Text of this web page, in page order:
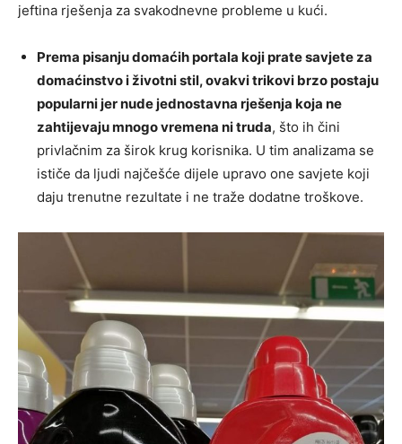
jeftina rješenja za svakodnevne probleme u kući.
Prema pisanju domaćih portala koji prate savjete za
domaćinstvo i životni stil, ovakvi trikovi brzo postaju
popularni jer nude jednostavna rješenja koja ne
zahtijevaju mnogo vremena ni truda, što ih čini
privlačnim za širok krug korisnika. U tim analizama se
ističe da ljudi najčešće dijele upravo one savjete koji
daju trenutne rezultate i ne traže dodatne troškove.